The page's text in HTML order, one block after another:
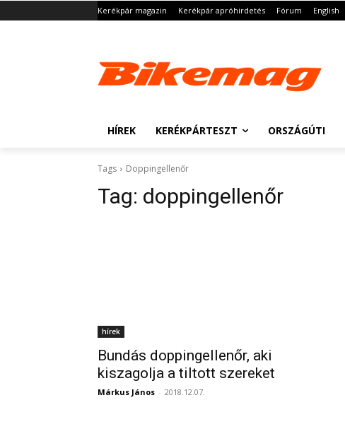
Kerékpár magazin Kerékpár apróhirdetés Fórum English
HÍREK KERÉKPÁRTESZT ORSZÁGÚTI
Tags Doppingellenőr
Tag: doppingellenőr
hírek
Bundás doppingellenőr, aki
kiszagolja a tiltott szereket
Márkus János - 2018.12.07.